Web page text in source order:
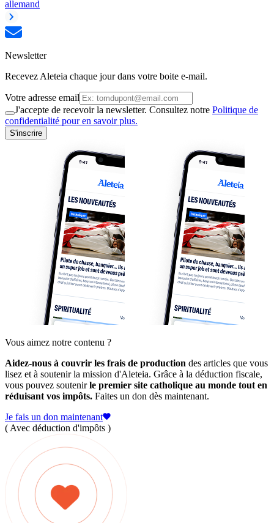
allemand
Newsletter
Recevez Aleteia chaque jour dans votre boite e-mail.
Votre adresse email
J'accepte de recevoir la newsletter. Consultez notre Politique de
confidentialité pour en savoir plus.
S'inscrire
Vous aimez notre contenu ?
Aidez-nous à couvrir les frais de production des articles que vous
lisez et à soutenir la mission d'Aleteia. Grâce à la déduction fiscale,
vous pouvez soutenirle premier site catholique au monde tout en
réduisant vos impôts. Faites un don dès maintenant.
Je fais un don maintenant
( Avec déduction d'impôts )